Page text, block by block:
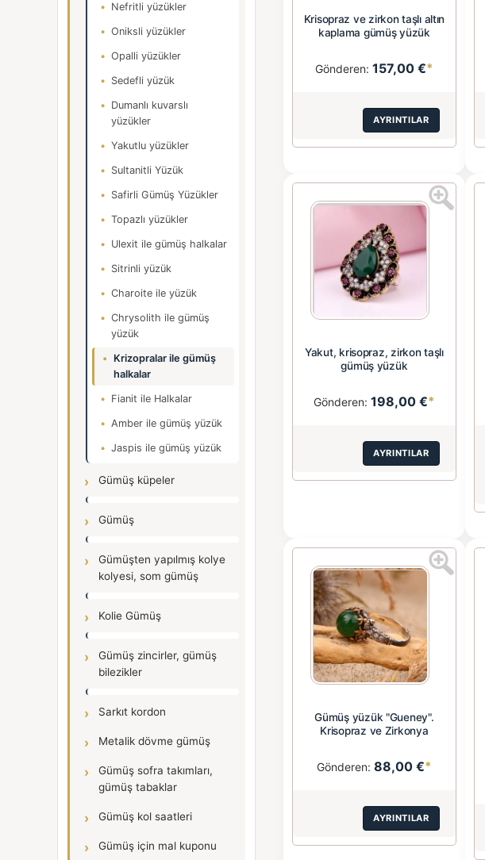
Nefritli yüzükler
Oniksli yüzükler
Opalli yüzükler
Sedefli yüzük
Dumanlı kuvarslı
yüzükler
Yakutlu yüzükler
Sultanitli Yüzük
Safirli Gümüş Yüzükler
Topazlı yüzükler
Ulexit ile gümüş halkalar
Sitrinli yüzük
Charoite ile yüzük
Chrysolith ile gümüş
yüzük
Krizopralar ile gümüş
halkalar
Fianit ile Halkalar
Amber ile gümüş yüzük
Jaspis ile gümüş yüzük
Gümüş küpeler
Gümüş
Gümüşten yapılmış kolye
kolyesi, som gümüş
Kolie Gümüş
Gümüş zincirler, gümüş
bilezikler
Sarkıt kordon
Metalik dövme gümüş
Gümüş sofra takımları,
gümüş tabaklar
Gümüş kol saatleri
Gümüş için mal kuponu
Krisopraz ve zirkon taşlı altın
kaplama gümüş yüzük
Gönderen: 157,00 €*
AYRINTILAR
Yakut, krisopraz, zirkon taşlı
gümüş yüzük
Gönderen: 198,00 €*
AYRINTILAR
Gümüş yüzük "Gueney".
Krisopraz ve Zirkonya
Gönderen: 88,00 €*
AYRINTILAR